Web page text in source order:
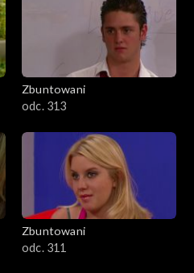
Zbuntowani
odc. 313
Zbuntowani
odc. 311